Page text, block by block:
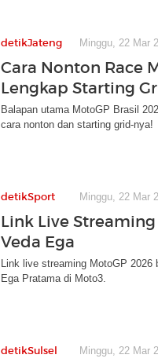
detikJateng Minggu, 22 Mar
Cara Nonton Race
Lengkap Starting
Balapan utama MotoGP Brasil
cara nonton dan starting grid-nya!
detikSport Minggu, 22 Mar
Link Live
Veda Ega
Link live streaming MotoGP
Ega Pratama di Moto3.
detikSulsel Minggu, 22 Mar